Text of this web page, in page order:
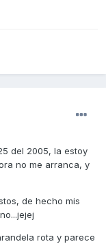
del 2005, la estoy
no me arranca, y
de hecho mis
rota y parece